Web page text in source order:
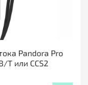
Pandora Pro
T или CCS2